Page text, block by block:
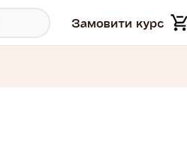
Замовити курс